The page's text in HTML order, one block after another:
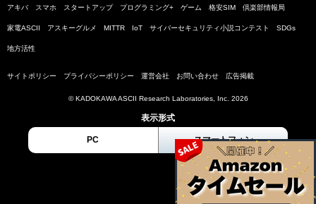
アキバ スマホ スタートアップ プログラミング+ ゲーム 格安SIM 倶楽部情報局
家電ASCII アスキーグルメ MITTR IoT サイバーセキュリティ小説コンテスト SDGs
地方活性
サイトポリシー プライバシーポリシー 運営会社 お問い合わせ 広告掲載
© KADOKAWA ASCII Research Laboratories, Inc. 2026
表示形式
PC スマートフォン